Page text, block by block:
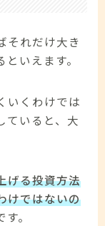
それだけ大き
いえます。
いくわけでは
ていると、大
げる投資方法
けではないの
。